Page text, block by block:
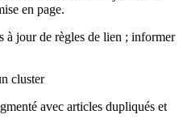
en page.
à jour de règles de lien ; informer
cluster
avec articles dupliqués et